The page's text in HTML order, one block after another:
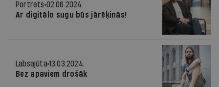
Portrets 02.06.2024.
Ar digitālo sugu būs jārēķinās!
Labsajūta 13.03.2024.
Bez apaviem drošāk